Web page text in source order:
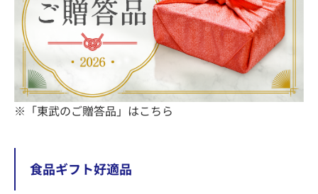
※「東武のご贈答品」はこちら
食品ギフト好適品